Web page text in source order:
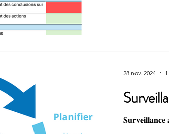
28 nov. 2024